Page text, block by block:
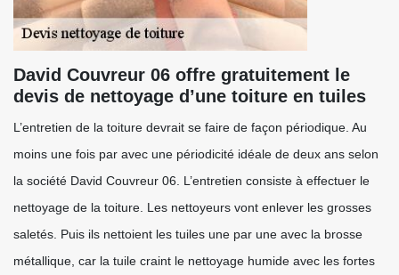
David Couvreur 06 offre gratuitement le
devis de nettoyage d’une toiture en tuiles
L’entretien de la toiture devrait se faire de façon périodique. Au
moins une fois par avec une périodicité idéale de deux ans selon
la société David Couvreur 06. L’entretien consiste à effectuer le
nettoyage de la toiture. Les nettoyeurs vont enlever les grosses
saletés. Puis ils nettoient les tuiles une par une avec la brosse
métallique, car la tuile craint le nettoyage humide avec les fortes